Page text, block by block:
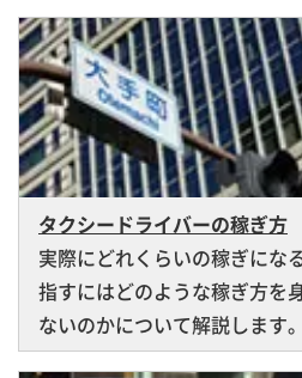
タクシードライバーの稼ぎ方
実際にどれくらいの稼ぎにな
指すにはどのような稼ぎ方を
ないのかについて解説します。